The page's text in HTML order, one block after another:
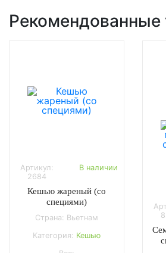
Рекомендованные
Артикул:
2684
В наличии
Кешью жареный (со
специями)
Страна: Вьетнам
Категория: Кешью